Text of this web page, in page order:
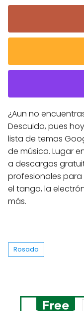
¿Aun no
Descuida, pues
lista de temas
de música. Lugar
a descargas
profesionales
el tango, la
más.
Rosado